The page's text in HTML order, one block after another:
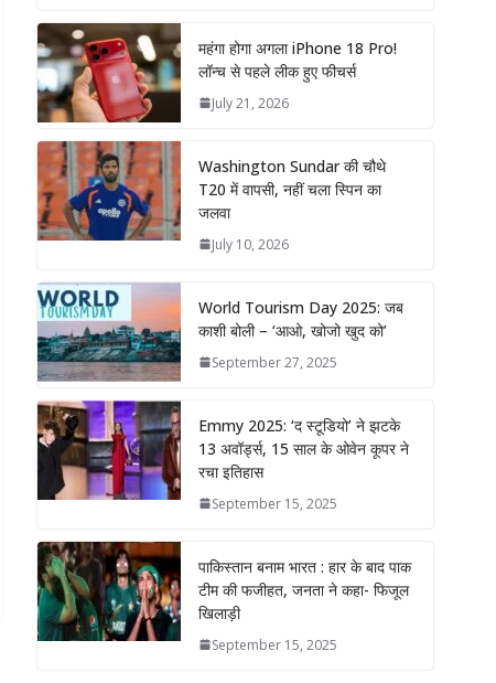
महंगा होगा अगला iPhone 18 Pro!
लॉन्च से पहले लीक हुए फीचर्स
July 21, 2026
Washington Sundar की चौथे
T20 में वापसी, नहीं चला स्पिन का
जलवा
July 10, 2026
World Tourism Day 2025: जब
काशी बोली – ‘आओ, खोजो खुद को’
September 27, 2025
Emmy 2025: ‘द स्टूडियो’ ने झटके
13 अवॉर्ड्स, 15 साल के ओवेन कूपर ने
रचा इतिहास
September 15, 2025
पाकिस्तान बनाम भारत : हार के बाद पाक
टीम की फजीहत, जनता ने कहा- फिजूल
खिलाड़ी
September 15, 2025